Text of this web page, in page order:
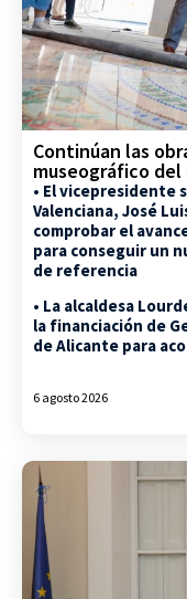
Continúan las
museográfico del
• El vicepresidente
Valenciana, José
comprobar el
para conseguir un
de referencia
• La alcaldesa
la financiación de
de Alicante para
6 agosto 2026